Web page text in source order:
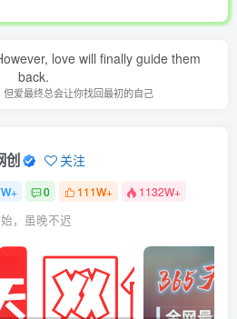
love will finally guide them
back.
爱最终总会让你找回最初的自己
创 关注
0 111W+ 1132W+
，虽晚不迟